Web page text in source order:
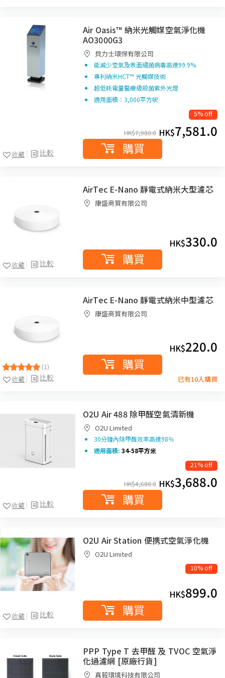
比較
收藏
Air Oasis™ 納米光觸媒空氣淨化機
AO3000G3
貝力士環保有限公司
能減少空氣及表面細菌病毒高達99.9%
專利納米HCT™ 光觸媒技術
超低耗電量醫療級殺菌紫外光燈
適用面積：3,000平方呎
5% off
HK$7,980.0 HK$7,581.0
購買
比較
收藏
AirTec E-Nano 靜電式納米大型濾芯
康盛商貿有限公司
HK$330.0
購買
(1)
比較
收藏
AirTec E-Nano 靜電式納米中型濾芯
康盛商貿有限公司
HK$220.0
購買
已有10人購買
比較
收藏
O2U Air 488 除甲醛空氣清新機
O2U Limited
30分鐘內除甲醛效率高達98％
適用面積: 34-58平方米
21% off
HK$4,688.0 HK$3,688.0
購買
比較
收藏
O2U Air Station 便携式空氣淨化機
O2U Limited
10% off
HK$899.0
購買
PPP Type T 去甲醛 及 TVOC 空氣淨
化過濾網 [原廠行貨]
真毅環境科技有限公司